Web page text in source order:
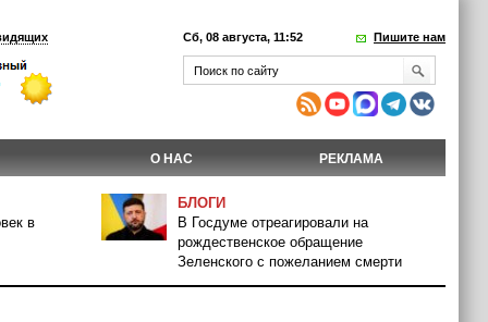
Сб, 08 августа, 11:52 Пишите нам
О НАС РЕКЛАМА
в
БЛОГИ
В Госдуме отреагировали на
рождественское обращение
Зеленского с пожеланием смерти